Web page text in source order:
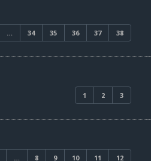
… 34 35 36 37 38
1 2 3
… 8 9 10 11 12